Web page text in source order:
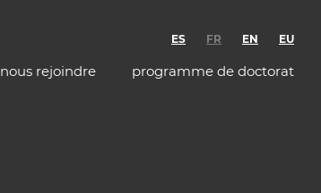
ES FR EN EU
nous rejoindre programme de doctorat